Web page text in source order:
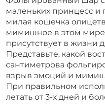
маленьких принцесс и
милая кошечка
мимишное в этом
присутствует в жизни
Представьте, какой
сантиметрова
взрыв эмоций и
При правильном
летать от 3-х дней и